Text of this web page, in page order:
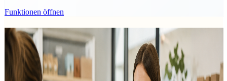
Funktionen öffnen
Passende Beiträge zur Retail- und
Boutique-Planung
Ratgeber und Praxistipps für Mode und Boutiquen.